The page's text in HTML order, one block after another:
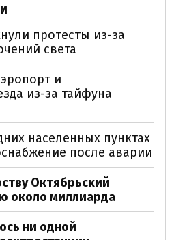
протесты из-за
света
и
из-за тайфуна
населенных пунктах
после аварии
Октябрьский
около миллиарда
ни одной